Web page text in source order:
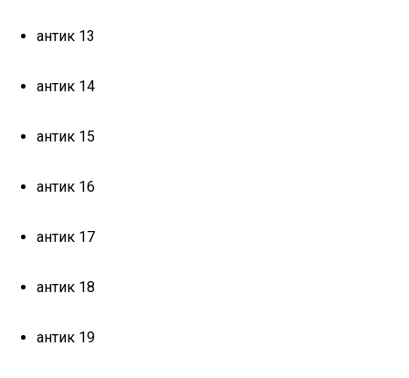
антик 13
антик 14
антик 15
антик 16
антик 17
антик 18
антик 19